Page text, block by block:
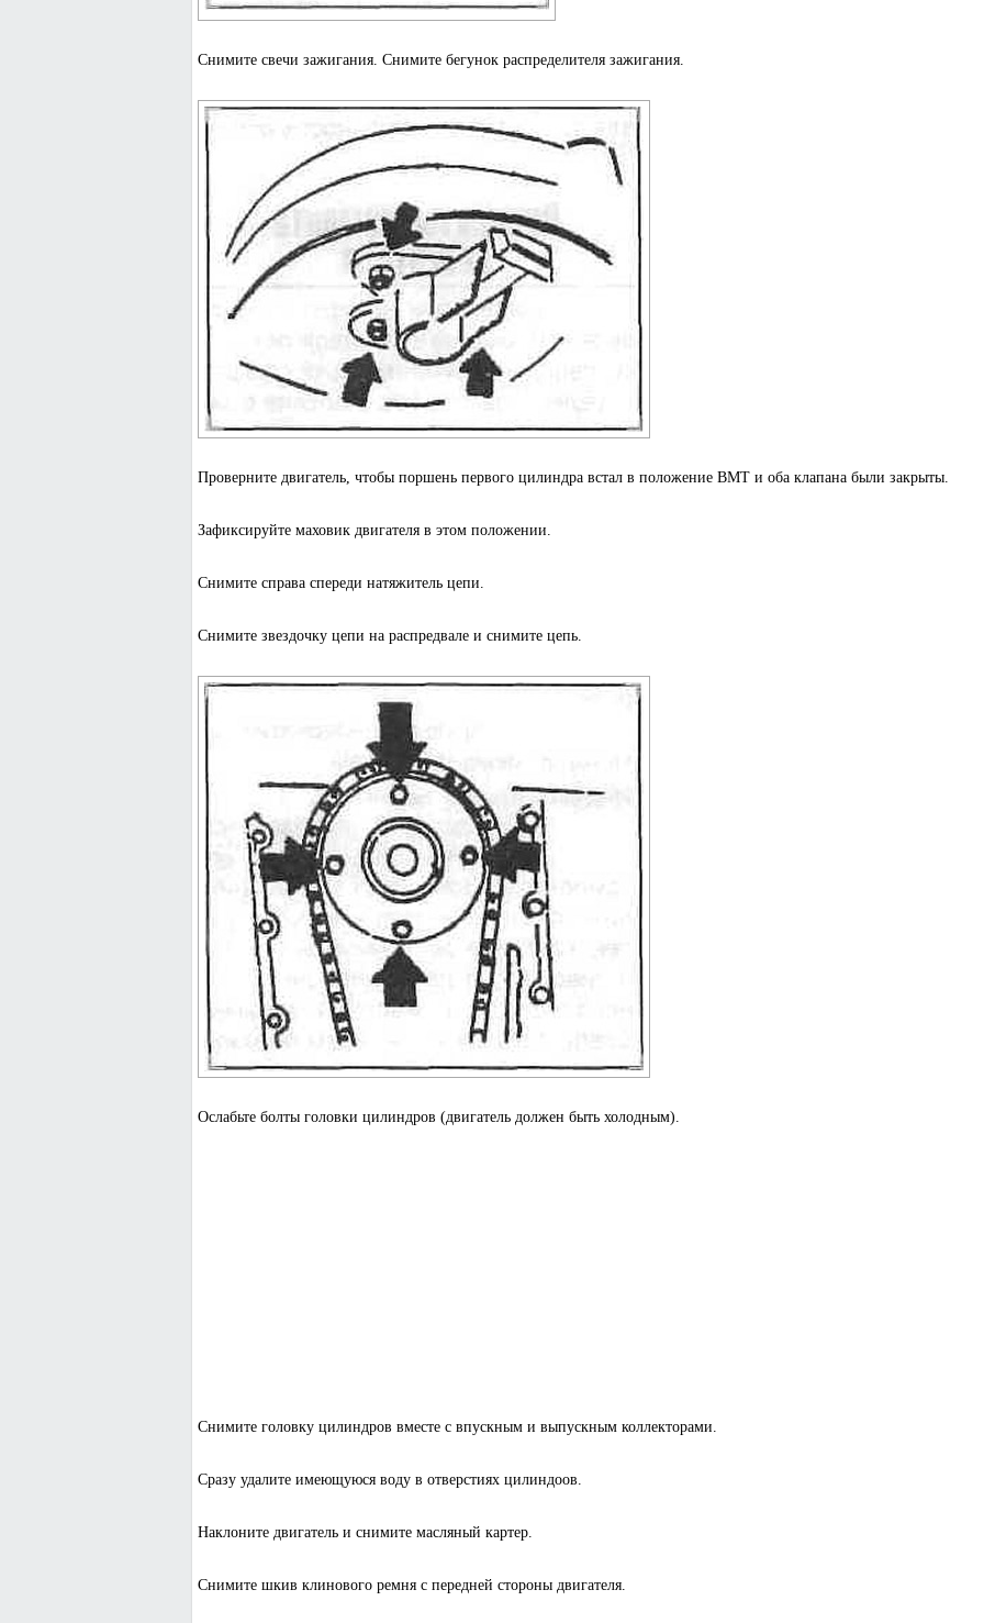
Снимите свечи зажигания. Снимите бегунок распределителя зажигания.
Проверните двигатель, чтобы поршень первого цилиндра встал в положение ВМТ и оба клапана были закрыты.
Зафиксируйте маховик двигателя в этом положении.
Снимите справа спереди натяжитель цепи.
Снимите звездочку цепи на распредвале и снимите цепь.
Ослабьте болты головки цилиндров (двигатель должен быть холодным).
Снимите головку цилиндров вместе с впускным и выпускным коллекторами.
Сразу удалите имеющуюся воду в отверстиях цилиндоов.
Наклоните двигатель и снимите масляный картер.
Снимите шкив клинового ремня с передней стороны двигателя.